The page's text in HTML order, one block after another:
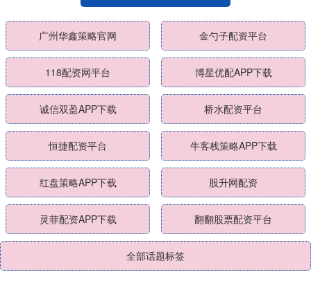
广州华鑫策略官网 金勺子配资平台
118配资网平台 博星优配APP下载
诚信双盈APP下载 桥水配资平台
恒捷配资平台 牛客栈策略APP下载
红盘策略APP下载 股升网配资
灵菲配资APP下载 翻翻股票配资平台
全部话题标签